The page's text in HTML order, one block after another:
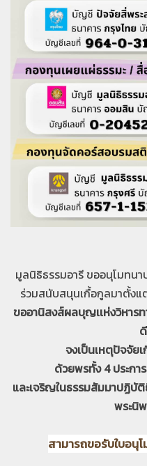
มูลนิธิธรรมอารี ขออนุโมท
ร่วมสนับสนุนเกื้อกูลมาตั้ง
ขออานิสงส์​ผลบุญ​เเห่งวิหาร
จงเป็นเหตุปัจจัย
ด้วยพรทั้ง 4 ประกา
และเจริญในธรรมสัมมาปฏิบั
พระนิ
สามารถขอรับใบอนุ